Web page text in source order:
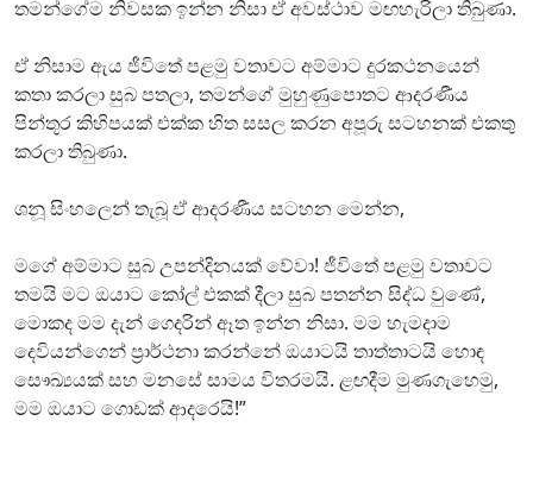
තමන්ගේම නිවසක ඉන්න නිසා ඒ අවස්ථාව මඟහැරිලා තිබුණා.
ඒ නිසාම ඇය ජීවිතේ පළමු වතාවට අම්මාට දුරකථනයෙන්
කතා කරලා සුබ පතලා, තමන්ගේ මුහුණුපොතට ආදරණීය
පින්තූර කිහිපයක් එක්ක හිත සසල කරන අපූරු සටහනක් එකතු
කරලා තිබුණා.
ශනූ සිංහලෙන් තැබූ ඒ ආදරණීය සටහන මෙන්න,
මගේ අම්මාට සුබ උපන්දිනයක් වේවා! ජීවිතේ පළමු වතාවට
තමයි මට ඔයාට කෝල් එකක් දීලා සුබ පතන්න සිද්ධ වුණේ,
මොකද මම දැන් ගෙදරින් ඈත ඉන්න නිසා. මම හැමදාම
දෙවියන්ගෙන් ප්‍රාර්ථනා කරන්නේ ඔයාටයි තාත්තාටයි හොඳ
සෞඛ්‍යයක් සහ මනසේ සාමය විතරමයි. ළඟදීම මුණගැහෙමු,
මම ඔයාට ගොඩක් ආදරෙයි!”